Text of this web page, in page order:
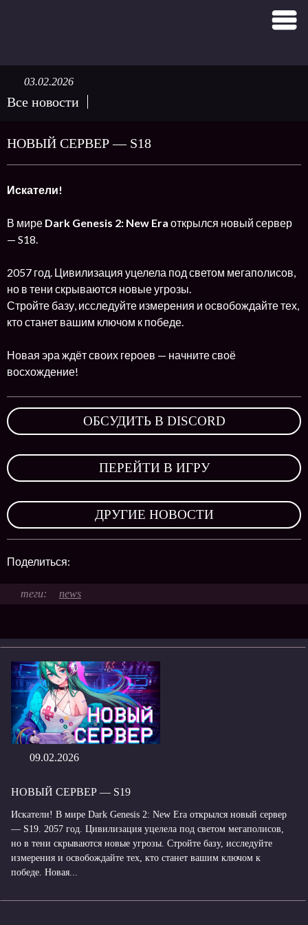
Все новости
03.02.2026
НОВЫЙ СЕРВЕР — S18
Искатели!
В мире Dark Genesis 2: New Era открылся новый сервер
— S18.
2057 год. Цивилизация уцелела под светом мегаполисов,
но в тени скрываются новые угрозы.
Стройте базу, исследуйте измерения и освобождайте тех,
кто станет вашим ключом к победе.
Новая эра ждёт своих героев — начните своё
восхождение!
ОБСУДИТЬ В DISCORD
ПЕРЕЙТИ В ИГРУ
ДРУГИЕ НОВОСТИ
Поделиться:
news
09.02.2026
НОВЫЙ СЕРВЕР — S19
Искатели! В мире Dark Genesis 2: New Era открылся новый сервер
— S19. 2057 год. Цивилизация уцелела под светом мегаполисов,
но в тени скрываются новые угрозы. Стройте базу, исследуйте
измерения и освобождайте тех, кто станет вашим ключом к
победе. Новая...